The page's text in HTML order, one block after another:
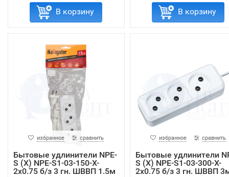
В корзину В корзину
избранное сравнить
Бытовые удлинители NPE-
S (X) NPE-S1-03-150-X-
2x0.75 б/з 3 гн. ШВВП 1.5м
избранное сравнить
Бытовые удлинители
S (X) NPE-S1-03-300-X-
2x0.75 б/з 3 гн. ШВВП